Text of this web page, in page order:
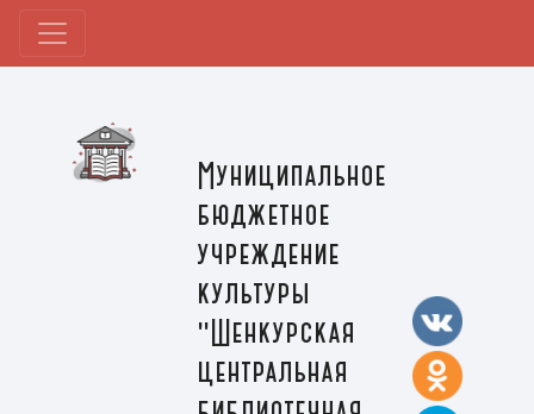
Муниципальное
бюджетное
учреждение
культуры
"Шенкурская
центральная